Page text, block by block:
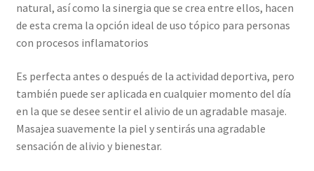
natural, así como la sinergia que se crea entre ellos, hacen
de esta crema la opción ideal de uso tópico para personas
con procesos inflamatorios
Es perfecta antes o después de la actividad deportiva, pero
también puede ser aplicada en cualquier momento del día
en la que se desee sentir el alivio de un agradable masaje.
Masajea suavemente la piel y sentirás una agradable
sensación de alivio y bienestar.